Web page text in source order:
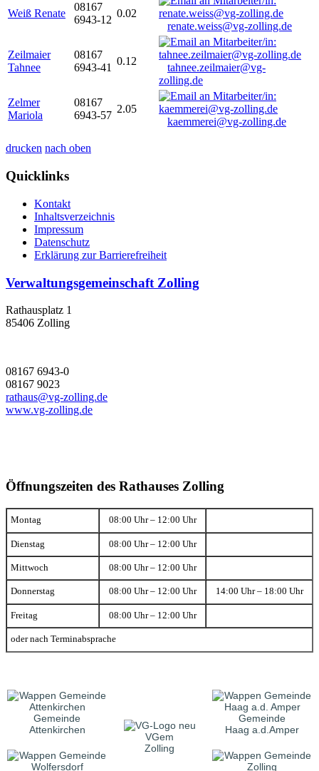
Weiß Renate
08167
6943-12
0.02
renate.weiss@vg-zolling.de
Zeilmaier
Tahnee
08167
6943-41
0.12
tahnee.zeilmaier@vg-
zolling.de
Zelmer
Mariola
08167
6943-57
2.05
kaemmerei@vg-zolling.de
drucken nach oben
Quicklinks
Kontakt
Inhaltsverzeichnis
Impressum
Datenschutz
Erklärung zur Barrierefreiheit
Verwaltungsgemeinschaft Zolling
Rathausplatz 1
85406 Zolling
08167 6943-0
08167 9023
rathaus@vg-zolling.de
www.vg-zolling.de
Öffnungszeiten des Rathauses Zolling
Montag 08:00 Uhr – 12:00 Uhr
Dienstag 08:00 Uhr – 12:00 Uhr
Mittwoch 08:00 Uhr – 12:00 Uhr
Donnerstag 08:00 Uhr – 12:00 Uhr 14:00 Uhr – 18:00 Uhr
Freitag 08:00 Uhr – 12:00 Uhr
oder nach Terminabsprache
Gemeinde
Attenkirchen
VGem
Zolling
Gemeinde
Haag a.d.Amper